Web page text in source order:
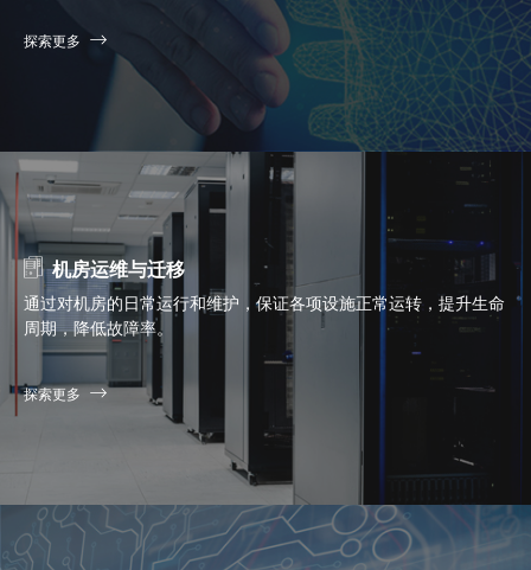
探索更多
机房运维与迁移
通过对机房的日常运行和维护，保证各项设施正常运转，提升生命
周期，降低故障率。
探索更多